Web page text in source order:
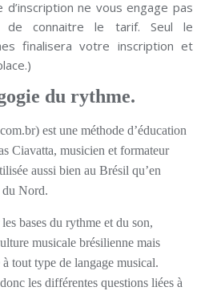
d’inscription ne vous engage pas
de connaitre le tarif. Seul le
finalisera votre inscription et
du rythme.
est une méthode d’éducation
Ciavatta, musicien et formateur
aussi bien au Brésil qu’en
du Nord.
bases du rythme et du son,
musicale brésilienne mais
tout type de langage musical.
les différentes questions liées à